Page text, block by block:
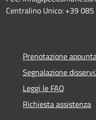
Centralino Unico: +39
Prenotazione
Segnalazione
Leggi le FAQ
Richiesta assistenza